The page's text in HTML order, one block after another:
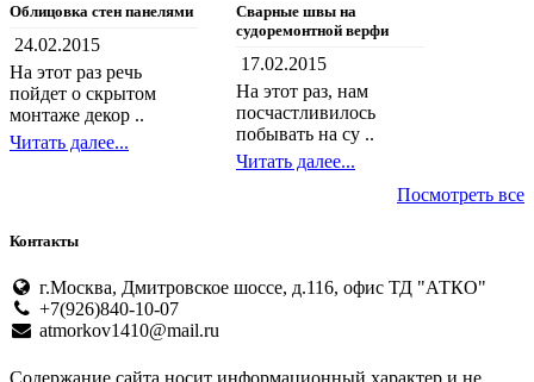
Облицовка стен панелями
24.02.2015
На этот раз речь
пойдет о скрытом
монтаже декор ..
Читать далее...
Сварные швы на
судоремонтной верфи
17.02.2015
На этот раз, нам
посчастливилось
побывать на су ..
Читать далее...
Посмотреть все
Контакты
г.Москва, Дмитровское шоссе, д.116, офис ТД "АТКО"
+7(926)840-10-07
atmorkov1410@mail.ru